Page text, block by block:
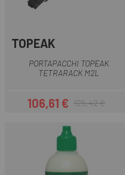
TOPEAK
PORTAPACCHI TOPEAK
TETRARACK M2L
Prezzo
106,61 €Prezzo base
125,42 €